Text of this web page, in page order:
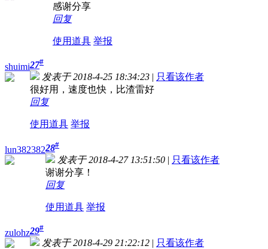
感谢分享
回复
使用道具 举报
shuimi27#
发表于 2018-4-25 18:34:23 | 只看该作者
很好用，速度也快，比渣雷好
回复
使用道具 举报
lun38238228#
发表于 2018-4-27 13:51:50 | 只看该作者
谢谢分享！
回复
使用道具 举报
zulohz29#
发表于 2018-4-29 21:22:12 | 只看该作者